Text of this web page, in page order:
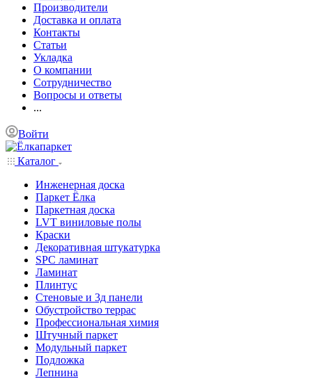
Производители
Доставка и оплата
Контакты
Статьи
Укладка
О компании
Сотрудничество
Вопросы и ответы
...
Войти
Каталог
Инженерная доска
Паркет Ёлка
Паркетная доска
LVT виниловые полы
Краски
Декоративная штукатурка
SPC ламинат
Ламинат
Плинтус
Стеновые и 3д панели
Обустройство террас
Профессиональная химия
Штучный паркет
Модульный паркет
Подложка
Лепнина